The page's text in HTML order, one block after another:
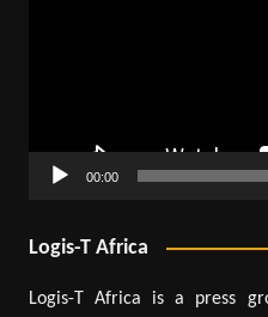
00:00
Logis-T Africa
Logis-T Africa is a press